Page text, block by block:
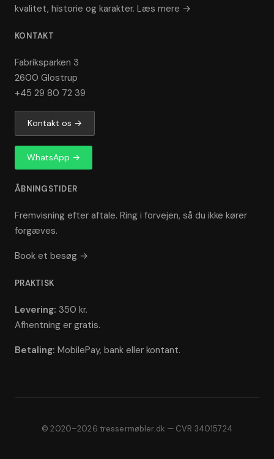
kvalitet, historie og karakter. Læs mere →
KONTAKT
Fabriksparken 3
2600 Glostrup
+45 29 80 72 39
Kontakt os →
WhatsApp →
ÅBNINGSTIDER
Fremvisning efter aftale. Ring i forvejen, så du ikke kører
forgæves.
Book et besøg →
PRAKTISK
Levering: 350 kr.
Afhentning er gratis.
Betaling: MobilePay, bank eller kontant.
© 2020–2026 tressermøbler.dk — CVR 34015724